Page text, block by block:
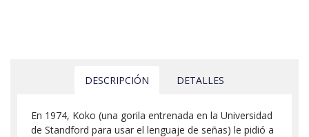
DESCRIPCIÓN DETALLES
En 1974, Koko (una gorila entrenada en la Universidad
de Standford para usar el lenguaje de señas) le pidió a